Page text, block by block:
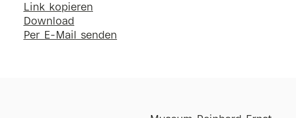
Link kopieren
Download
Per E-Mail senden